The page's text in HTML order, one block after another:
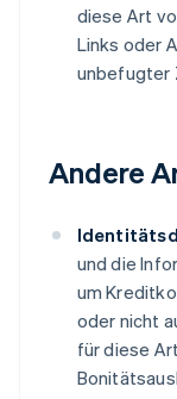
diese Art
Links oder
unbefugter
Andere
und die
um
oder nicht
für diese